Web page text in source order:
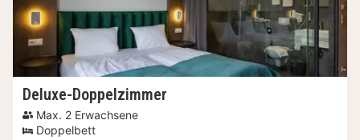
Deluxe-Doppelzimmer
Max. 2 Erwachsene
Doppelbett